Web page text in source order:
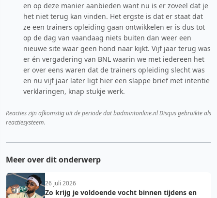
en op deze manier aanbieden want nu is er zoveel dat je
het niet terug kan vinden. Het ergste is dat er staat dat
ze een trainers opleiding gaan ontwikkelen er is dus tot
op de dag van vaandaag niets buiten dan weer een
nieuwe site waar geen hond naar kijkt. Vijf jaar terug was
er én vergadering van BNL waarin we met iedereen het
er over eens waren dat de trainers opleiding slecht was
en nu vijf jaar later ligt hier een slappe brief met intentie
verklaringen, knap stukje werk.
Reacties zijn afkomstig uit de periode dat badmintonline.nl Disqus gebruikte als
reactiesysteem.
Meer over dit onderwerp
26 juli 2026
Zo krijg je voldoende vocht binnen tijdens en